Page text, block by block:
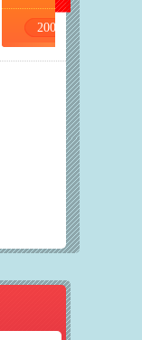
2008